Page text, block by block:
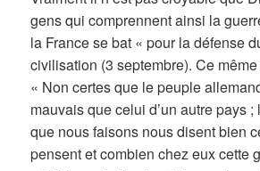
gens qui comprennent ainsi la
la France se bat « pour la défense
civilisation (3 septembre). Ce
« Non certes que le peuple
mauvais que celui d’un autre pays
que nous faisons nous disent bien
pensent et combien chez eux cette